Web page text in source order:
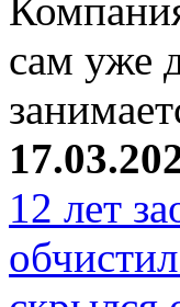
сам уже
12 лет